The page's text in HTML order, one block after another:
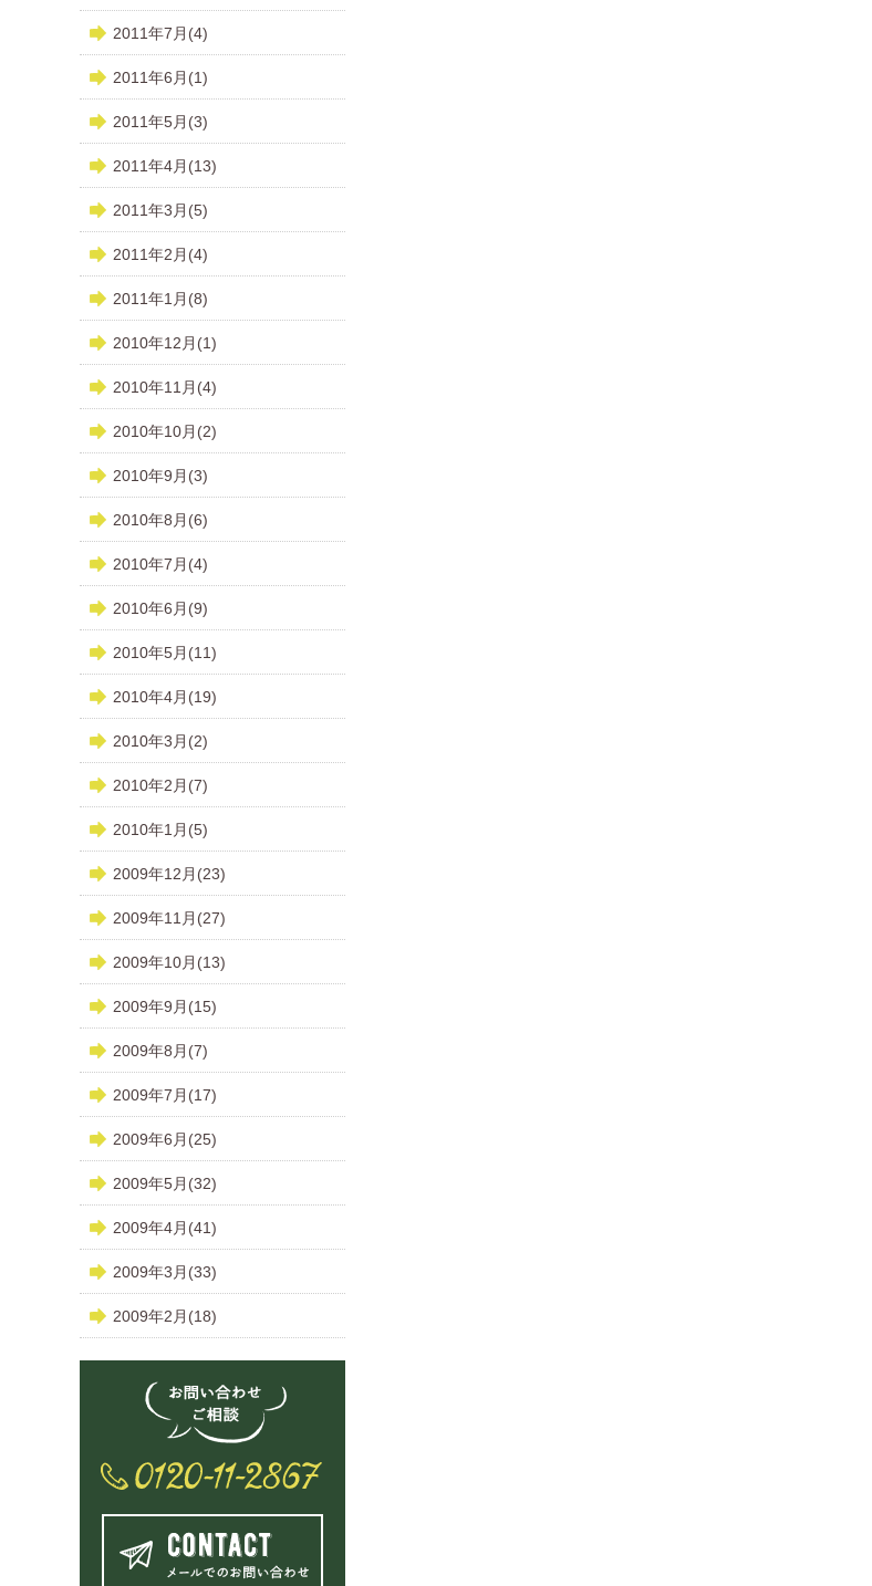
2011年7月(4)
2011年6月(1)
2011年5月(3)
2011年4月(13)
2011年3月(5)
2011年2月(4)
2011年1月(8)
2010年12月(1)
2010年11月(4)
2010年10月(2)
2010年9月(3)
2010年8月(6)
2010年7月(4)
2010年6月(9)
2010年5月(11)
2010年4月(19)
2010年3月(2)
2010年2月(7)
2010年1月(5)
2009年12月(23)
2009年11月(27)
2009年10月(13)
2009年9月(15)
2009年8月(7)
2009年7月(17)
2009年6月(25)
2009年5月(32)
2009年4月(41)
2009年3月(33)
2009年2月(18)